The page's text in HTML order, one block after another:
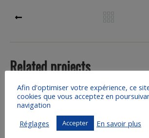
PREV
Related projects
Afin d'optimiser votre expérience, ce
cookies que vous acceptez en
navigation
Réglages
Accepter En savoir plus